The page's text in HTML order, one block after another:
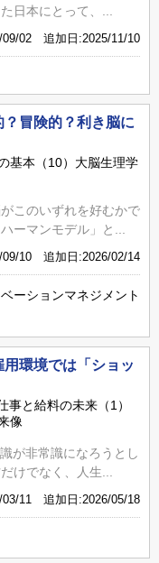
日本にとって、...
09/02 追加日:2025/11/10
冒険的？利き脳に
基本（10）大脳生理学
このいずれを好むかで
ーマンモデル」と...
09/10 追加日:2026/02/14
ーションマネジメント
環境では「ショッ
事と給料の未来（1）
像
が非常識になろうとし
けでなく、人生...
03/11 追加日:2026/05/18